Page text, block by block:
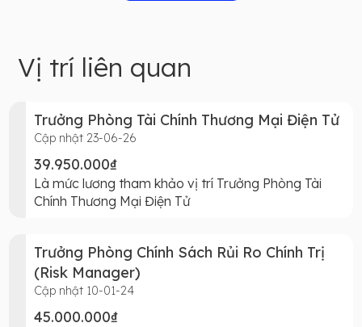
Vị trí liên quan
Trưởng Phòng Tài Chính Thương Mại Điện Tử
Cập nhật 23-06-26
39.950.000₫
Là mức lương tham khảo vị trí Trưởng Phòng Tài
Chính Thương Mại Điện Tử
Trưởng Phòng Chính Sách Rủi Ro Chính Trị
(Risk Manager)
Cập nhật 10-01-24
45.000.000₫